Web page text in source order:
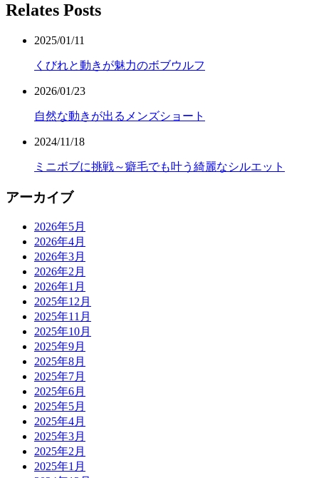
Relates Posts
2025/01/11
くびれと動きが魅力のボブウルフ
2026/01/23
自然な動きが出るメンズショート
2024/11/18
ミニボブに挑戦～癖毛でも叶う綺麗なシルエット
アーカイブ
2026年5月
2026年4月
2026年3月
2026年2月
2026年1月
2025年12月
2025年11月
2025年10月
2025年9月
2025年8月
2025年7月
2025年6月
2025年5月
2025年4月
2025年3月
2025年2月
2025年1月